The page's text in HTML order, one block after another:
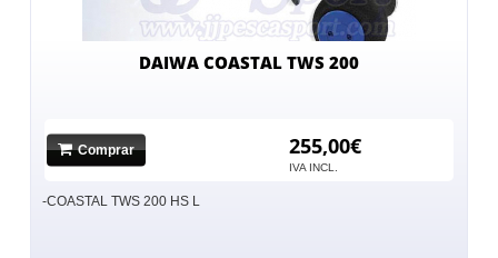
DAIWA COASTAL TWS 200
Comprar 255,00€
IVA INCL.
-COASTAL TWS 200 HS L